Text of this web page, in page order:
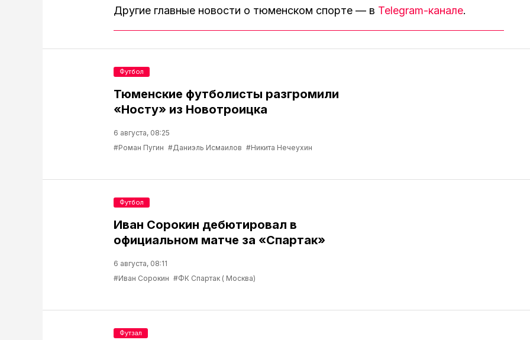
Другие главные новости о тюменском спорте — в Telegram-канале.
Тюменские футболисты разгромили
«Носту» из Новотроицка
6 августа, 08:25
#Роман Пугин #Даниэль Исмаилов #Никита Нечеухин
Футбол
Иван Сорокин дебютировал в
официальном матче за «Спартак»
6 августа, 08:11
#Иван Сорокин #ФК Спартак ( Москва)
Футбол
Футзал